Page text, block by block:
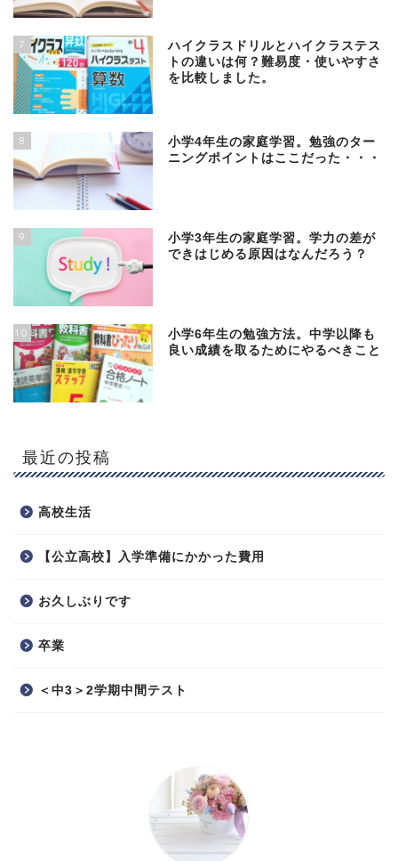
7
ハイクラスドリルとハイクラステス
トの違いは何？難易度・使いやすさ
を比較しました。
8
小学4年生の家庭学習。勉強のター
ニングポイントはここだった・・・
9
小学3年生の家庭学習。学力の差が
できはじめる原因はなんだろう？
10
小学6年生の勉強方法。中学以降も
良い成績を取るためにやるべきこと
最近の投稿
高校生活
【公立高校】入学準備にかかった費用
お久しぶりです
卒業
＜中3＞2学期中間テスト